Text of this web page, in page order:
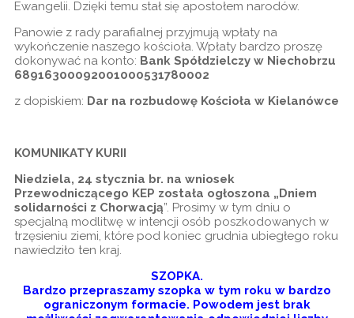
Ewangelii. Dzięki temu stał się apostołem narodów.
Panowie z rady parafialnej przyjmują wpłaty na
wykończenie naszego kościoła. Wpłaty bardzo proszę
dokonywać na konto: Bank Spółdzielczy w Niechobrzu
68916300092001000531780002
z dopiskiem: Dar na rozbudowę Kościoła w Kielanówce
KOMUNIKATY KURII
Niedziela, 24 stycznia br. na wniosek
Przewodniczącego KEP została ogłoszona „Dniem
solidarności z Chorwacją”. Prosimy w tym dniu o
specjalną modlitwę w intencji osób poszkodowanych w
trzęsieniu ziemi, które pod koniec grudnia ubiegłego roku
nawiedziło ten kraj.
SZOPKA.
Bardzo przepraszamy szopka w tym roku w bardzo
ograniczonym formacie. Powodem jest brak